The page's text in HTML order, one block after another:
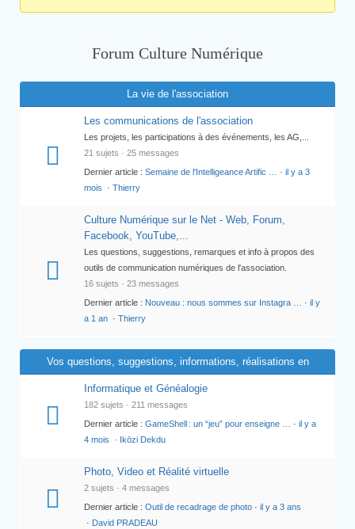
Forum Culture Numérique
La vie de l'association
Les communications de l'association
Les projets, les participations à des événements, les AG,...
21 sujets · 25 messages
Dernier article : Semaine de l'Intelligeance Artific … · il y a 3
mois
· Thierry
Culture Numérique sur le Net - Web, Forum,
Facebook, YouTube,...
Les questions, suggestions, remarques et info à propos des
outils de communication numériques de l'association.
16 sujets · 23 messages
Dernier article : Nouveau : nous sommes sur Instagra … · il y
a 1 an · Thierry
Vos questions, suggestions, informations, réalisations en
rapport avec les activités de l'association...
Informatique et Généalogie
182 sujets · 211 messages
Dernier article : GameShell : un “jeu” pour enseigne … · il y a
4 mois
· Ikōzi Dekdu
Photo, Video et Réalité virtuelle
2 sujets · 4 messages
Dernier article : Outil de recadrage de photo · il y a 3 ans
· David PRADEAU